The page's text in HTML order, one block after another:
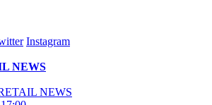
Instagram
NEWS
NEWS